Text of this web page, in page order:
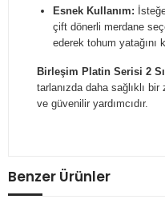
Esnek Kullanım:
çift dönerli merdane
ederek tohum yatağını
Birleşim Platin Serisi 2
tarlanızda daha sağlıklı
ve güvenilir yardımcıdır.
Benzer Ürünler